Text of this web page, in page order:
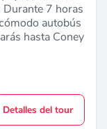
7 horas
autobús
hasta Coney
Detalles del tour